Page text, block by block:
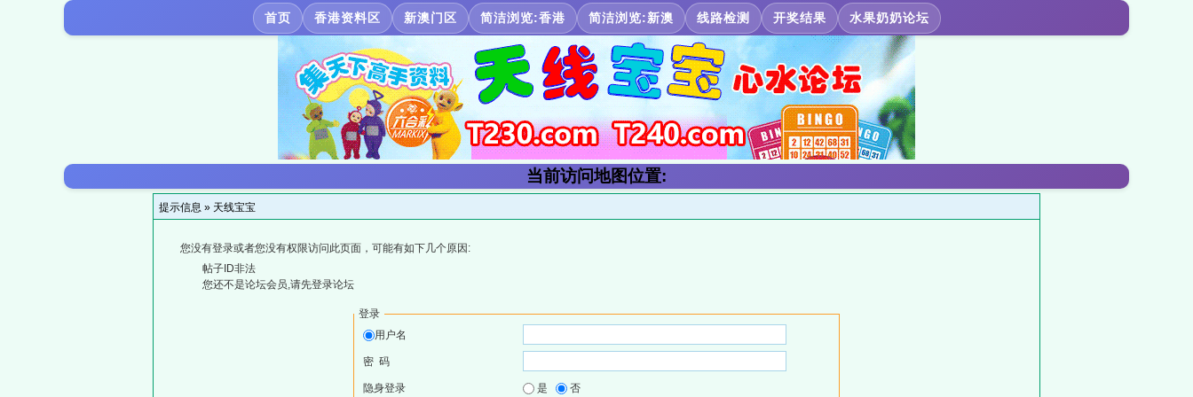
首页 香港资料区 新澳门区 简洁浏览:香港 简洁浏览:新澳 线路检测 开奖结果 水果奶奶论坛
当前访问地图位置:
提示信息 » 天线宝宝
您没有登录或者您没有权限访问此页面，可能有如下几个原因:
帖子ID非法
您还不是论坛会员,请先登录论坛
登录
用户名
密 码
隐身登录 是 否